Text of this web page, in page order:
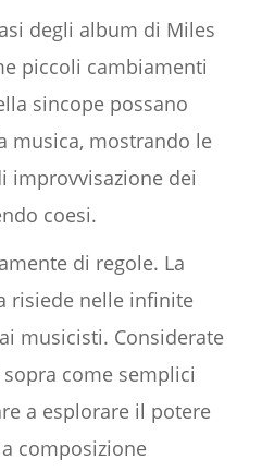
degli album di Miles
piccoli cambiamenti
sincope possano
musica, mostrando le
improvvisazione dei
coesi.
di regole. La
risiede nelle infinite
musicisti. Considerate
come semplici
a esplorare il potere
composizione